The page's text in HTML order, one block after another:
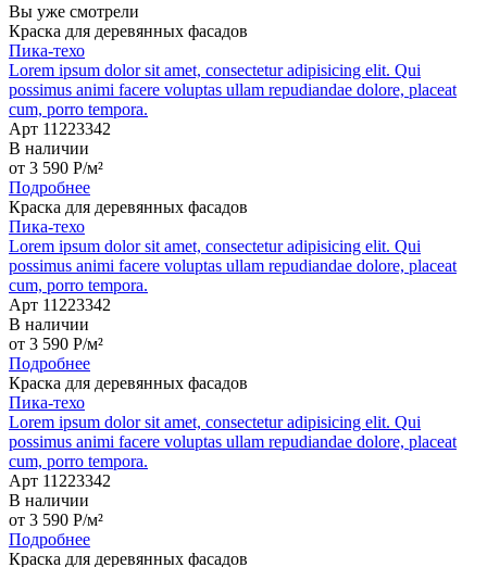
Вы уже смотрели
Краска для деревянных фасадов
Пика-техо
Lorem ipsum dolor sit amet, consectetur adipisicing elit. Qui
possimus animi facere voluptas ullam repudiandae dolore, placeat
cum, porro tempora.
Арт 11223342
В наличии
от 3 590 P/м²
Подробнее
Краска для деревянных фасадов
Пика-техо
Lorem ipsum dolor sit amet, consectetur adipisicing elit. Qui
possimus animi facere voluptas ullam repudiandae dolore, placeat
cum, porro tempora.
Арт 11223342
В наличии
от 3 590 P/м²
Подробнее
Краска для деревянных фасадов
Пика-техо
Lorem ipsum dolor sit amet, consectetur adipisicing elit. Qui
possimus animi facere voluptas ullam repudiandae dolore, placeat
cum, porro tempora.
Арт 11223342
В наличии
от 3 590 P/м²
Подробнее
Краска для деревянных фасадов